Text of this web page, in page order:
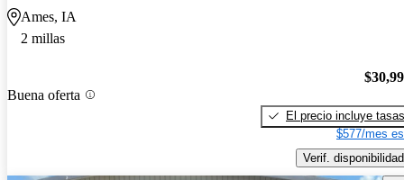
Ames, IA
2 millas
Buena oferta
El precio incluye tasas
$577/mes
Verif. disponibilidad